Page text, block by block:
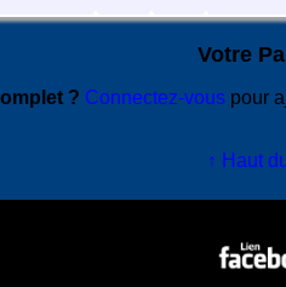
Votre
? Connectez-vous pour
↑ Haut